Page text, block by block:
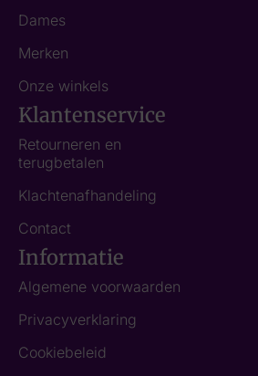
Dames
Merken
Onze winkels
Klantenservice
Retourneren en
terugbetalen
Klachtenafhandeling
Contact
Informatie
Algemene voorwaarden
Privacyverklaring
Cookiebeleid